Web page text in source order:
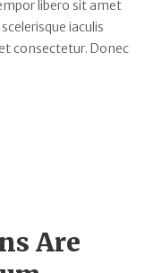
libero sit amet
iaculis
consectetur. Donec
Are